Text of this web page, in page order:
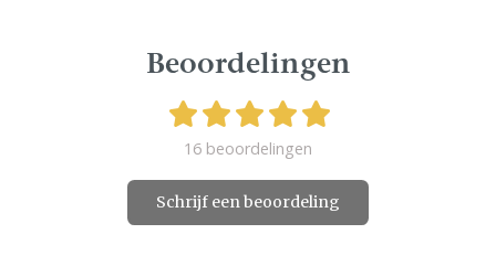
Beoordelingen
16 beoordelingen
Schrijf een beoordeling